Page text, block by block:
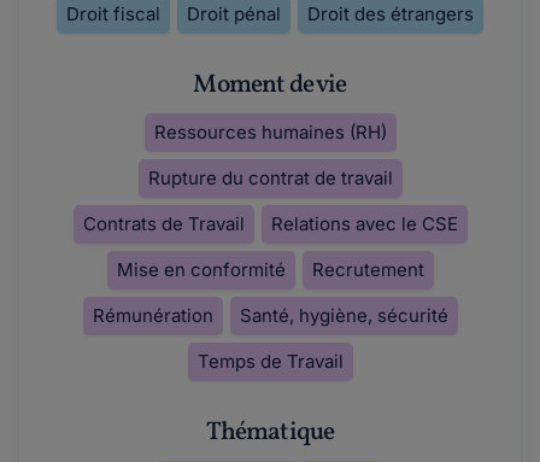
Droit fiscal
Droit pénal Droit des étrangers
Moment de vie
Ressources humaines (RH)
Rupture du contrat de travail
Contrats de Travail
Relations avec le CSE
Mise en conformité
Recrutement
Rémunération
Santé, hygiène, sécurité
Temps de Travail
Thématique